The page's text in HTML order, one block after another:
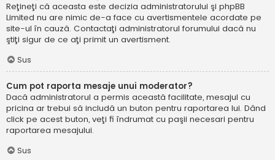
Reţineţi că aceasta este decizia administratorului şi phpBB
Limited nu are nimic de-a face cu avertismentele acordate pe
site-ul în cauză. Contactaţi administratorul forumului dacă nu
ştiţi sigur de ce aţi primit un avertisment.
Sus
Cum pot raporta mesaje unui moderator?
Dacă administratorul a permis această facilitate, mesajul cu
pricina ar trebui să includă un buton pentru raportarea lui. Dând
click pe acest buton, veţi fi îndrumat cu paşii necesari pentru
raportarea mesajului.
Sus